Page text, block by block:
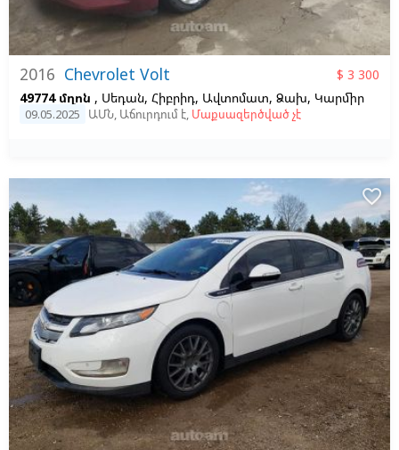
2016 Chevrolet Volt
$ 3 300
49774 մղոն , Սեդան, Հիբրիդ, Ավտոմատ, Ձախ, Կարմիր
09.05.2025 ԱՄՆ, Աճուրդում է, Մաքսազերծված չէ
favorite_border